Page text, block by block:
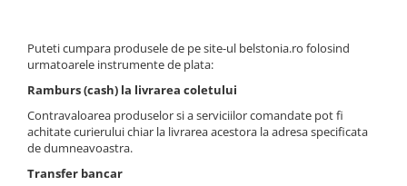
Puteti cumpara produsele de pe site-ul belstonia.ro folosind
urmatoarele instrumente de plata:
Ramburs (cash) la livrarea coletului
Contravaloarea produselor si a serviciilor comandate pot fi
achitate curierului chiar la livrarea acestora la adresa specificata
de dumneavoastra.
Transfer bancar